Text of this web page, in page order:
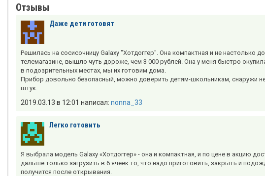
Отзывы
Даже дети готовят
Решилась на сосисочницу Galaxy "Хотдоггер". Она компактная и не настолько
телемагазине, вышло чуть дороже, чем 3 000 рублей. Она у меня быстро
в подозрительных местах, мы их готовим дома.
Прибор довольно безопасный, можно доверить детям-школьникам, снаружи не
штук.
2019.03.13 в 12:01 написал: nonna_33
Легко готовить
Я выбрала модель Galaxy «Хотдоггер» - она и компактная, и по цене в акцию
дальше только загрузить в 6 ячеек то, что надо приготовить, закрыть и
получится после открывания.